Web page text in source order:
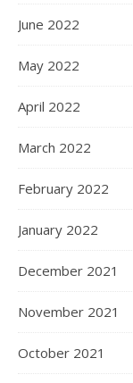
June 2022
May 2022
April 2022
March 2022
February 2022
January 2022
December 2021
November 2021
October 2021